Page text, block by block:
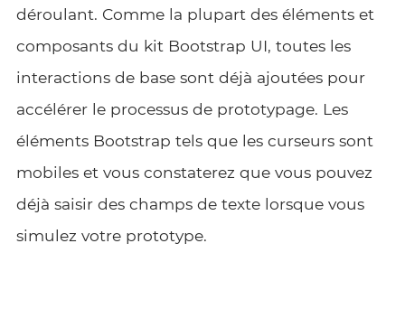
déroulant. Comme la plupart des éléments et
composants du kit Bootstrap UI, toutes les
interactions de base sont déjà ajoutées pour
accélérer le processus de prototypage. Les
éléments Bootstrap tels que les curseurs sont
mobiles et vous constaterez que vous pouvez
déjà saisir des champs de texte lorsque vous
simulez votre prototype.